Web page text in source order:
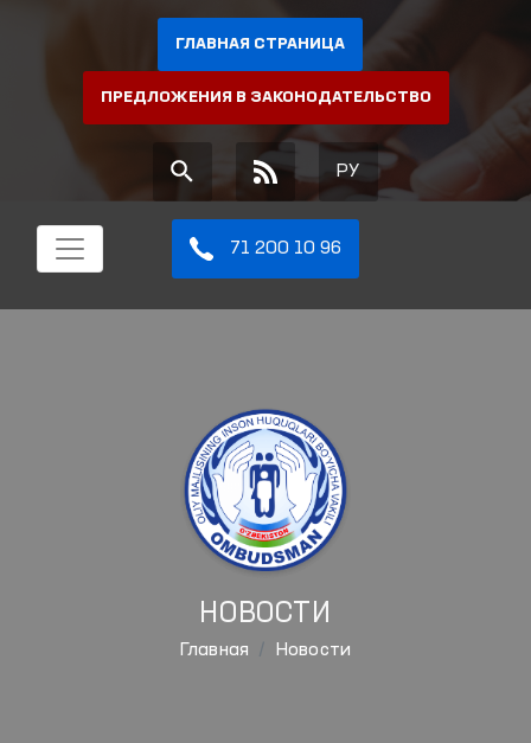
ГЛАВНАЯ СТРАНИЦА
ПРЕДЛОЖЕНИЯ В ЗАКОНОДАТЕЛЬСТВО
РУ
71 200 10 96
НОВОСТИ
Главная Новости